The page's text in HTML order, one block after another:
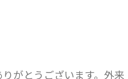
がとうございます。外来